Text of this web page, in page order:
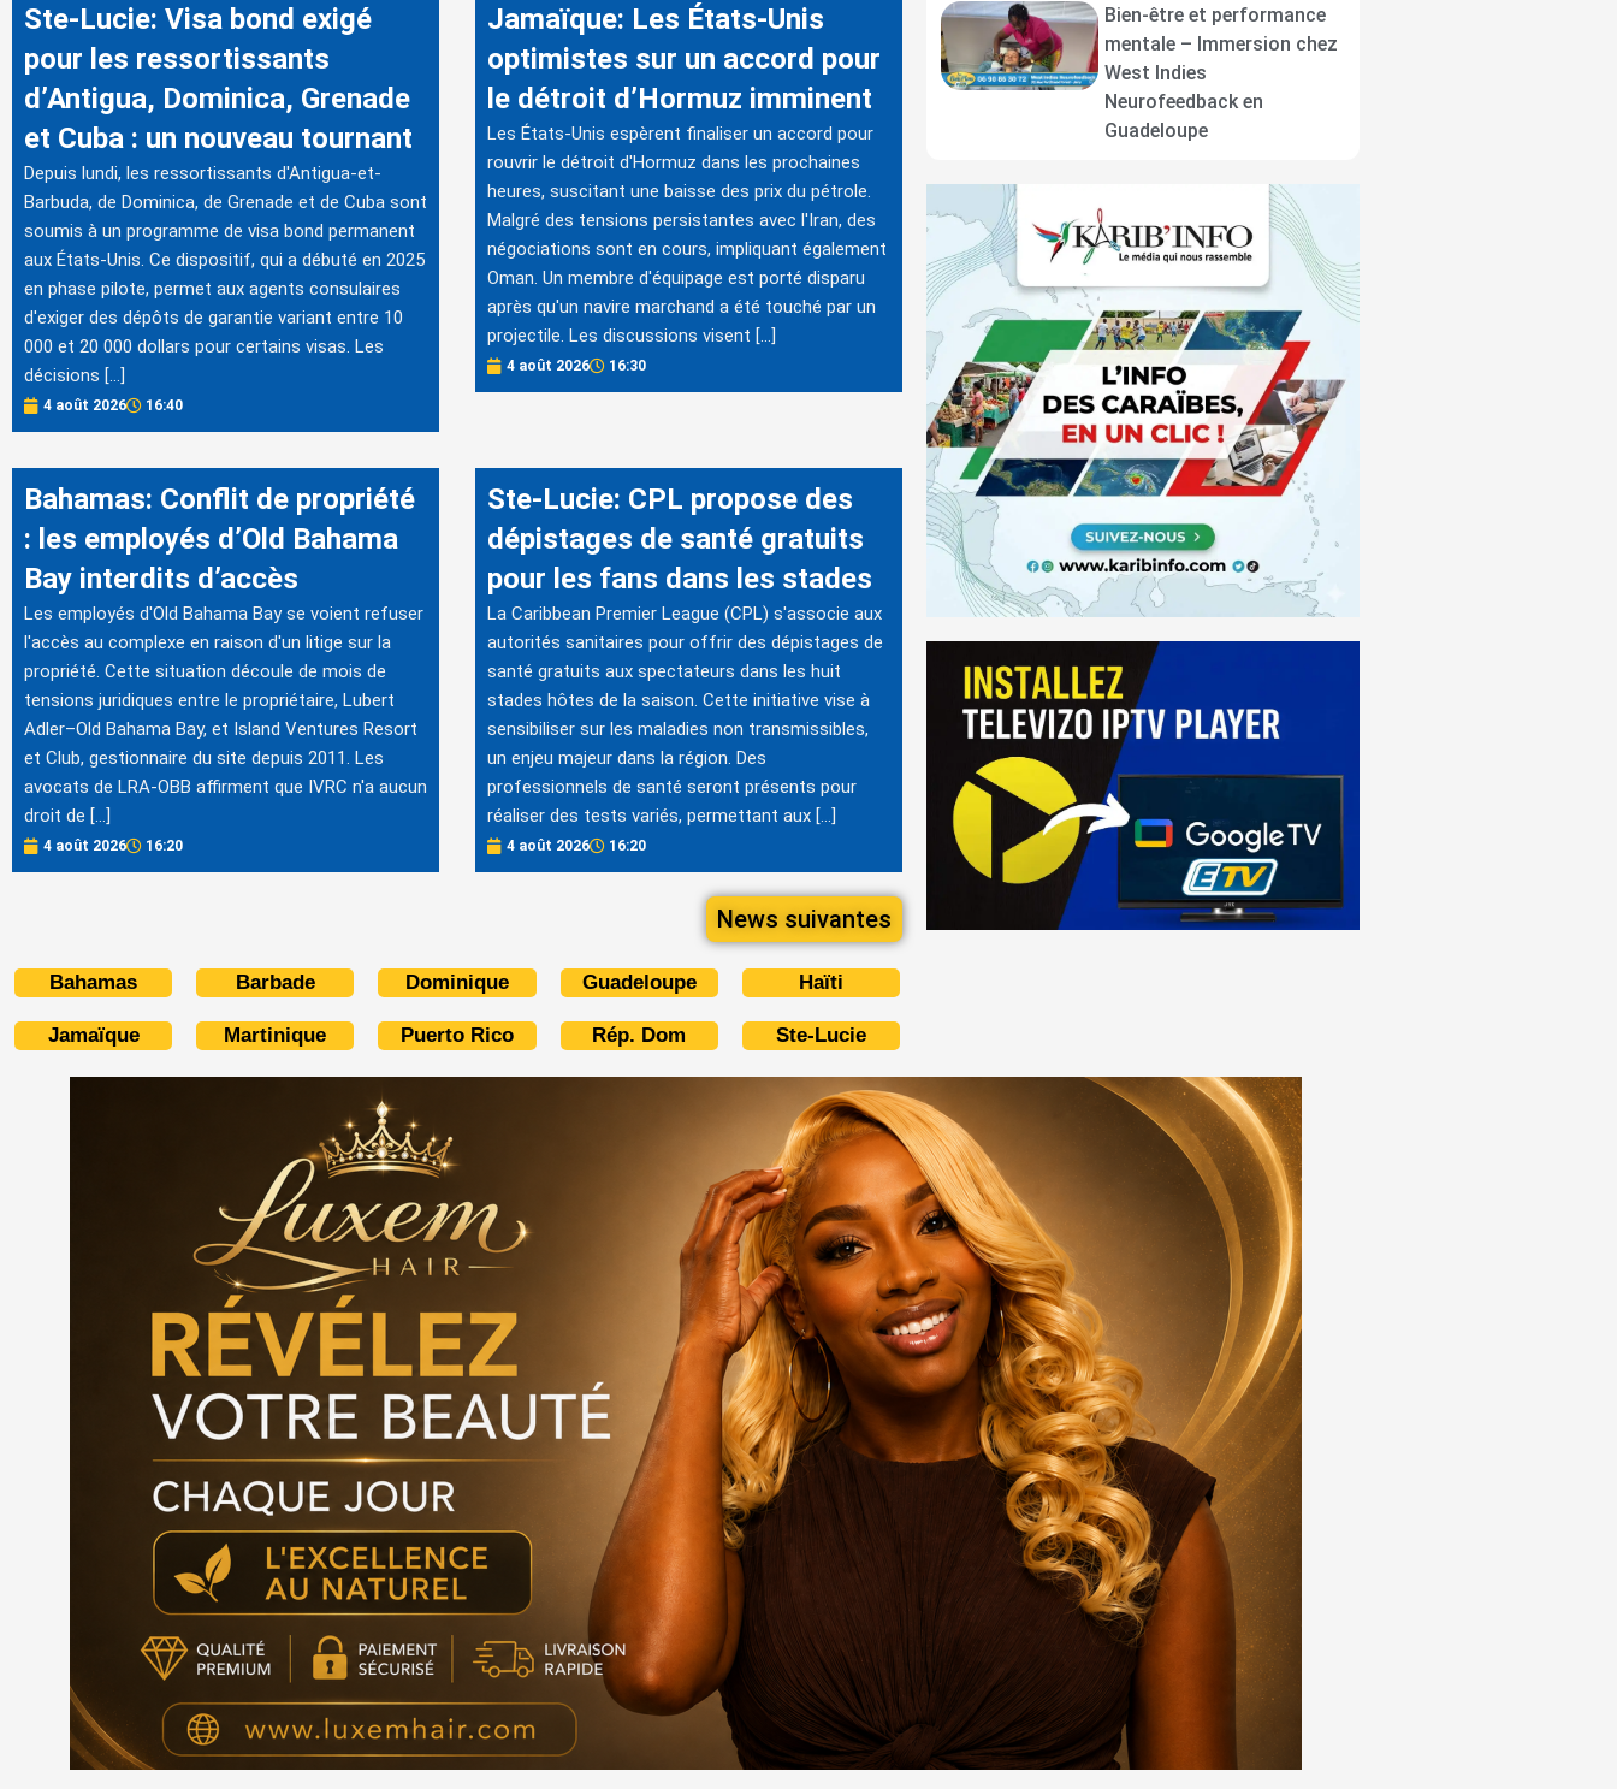
Ste-Lucie: Visa bond exigé
pour les ressortissants
d’Antigua, Dominica, Grenade
et Cuba : un nouveau tournant
Depuis lundi, les ressortissants d'Antigua-et-
Barbuda, de Dominica, de Grenade et de Cuba sont
soumis à un programme de visa bond permanent
aux États-Unis. Ce dispositif, qui a débuté en 2025
en phase pilote, permet aux agents consulaires
d'exiger des dépôts de garantie variant entre 10
000 et 20 000 dollars pour certains visas. Les
décisions […]
4 août 2026 16:40
Jamaïque: Les États-Unis
optimistes sur un accord pour
le détroit d’Hormuz imminent
Les États-Unis espèrent finaliser un accord pour
rouvrir le détroit d'Hormuz dans les prochaines
heures, suscitant une baisse des prix du pétrole.
Malgré des tensions persistantes avec l'Iran, des
négociations sont en cours, impliquant également
Oman. Un membre d'équipage est porté disparu
après qu'un navire marchand a été touché par un
projectile. Les discussions visent […]
4 août 2026 16:30
Bahamas: Conflit de propriété
: les employés d’Old Bahama
Bay interdits d’accès
Les employés d'Old Bahama Bay se voient refuser
l'accès au complexe en raison d'un litige sur la
propriété. Cette situation découle de mois de
tensions juridiques entre le propriétaire, Lubert
Adler–Old Bahama Bay, et Island Ventures Resort
et Club, gestionnaire du site depuis 2011. Les
avocats de LRA-OBB affirment que IVRC n'a aucun
droit de […]
4 août 2026 16:20
Ste-Lucie: CPL propose des
dépistages de santé gratuits
pour les fans dans les stades
La Caribbean Premier League (CPL) s'associe aux
autorités sanitaires pour offrir des dépistages de
santé gratuits aux spectateurs dans les huit
stades hôtes de la saison. Cette initiative vise à
sensibiliser sur les maladies non transmissibles,
un enjeu majeur dans la région. Des
professionnels de santé seront présents pour
réaliser des tests variés, permettant aux […]
4 août 2026 16:20
News suivantes
Bahamas Barbade Dominique Guadeloupe Haïti
Jamaïque Martinique Puerto Rico Rép. Dom Ste-Lucie
Bien-être et performance
mentale – Immersion chez
West Indies
Neurofeedback en
Guadeloupe